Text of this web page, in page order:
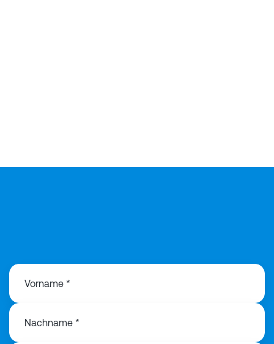
Vorname *
Nachname *